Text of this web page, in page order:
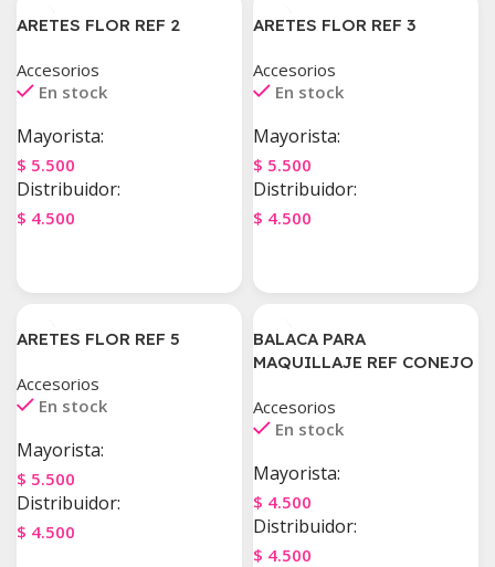
ARETES FLOR REF 2
Accesorios
En stock
Mayorista:
$ 5.500
Distribuidor:
$ 4.500
ARETES FLOR REF 3
Accesorios
En stock
Mayorista:
$ 5.500
Distribuidor:
$ 4.500
ARETES FLOR REF 5
Accesorios
En stock
Mayorista:
$ 5.500
Distribuidor:
$ 4.500
BALACA PARA
MAQUILLAJE REF CONEJO
Accesorios
En stock
Mayorista:
$ 4.500
Distribuidor:
$ 4.500